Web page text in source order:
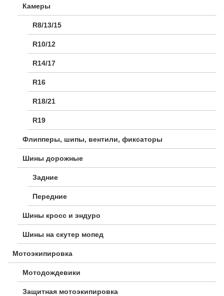
Камеры
R8/13/15
R10/12
R14/17
R16
R18/21
R19
Флипперы, шипы, вентили, фиксаторы
Шины дорожные
Задние
Передние
Шины кросс и эндуро
Шины на скутер мопед
Мотоэкипировка
Мотодождевики
Защитная мотоэкипировка